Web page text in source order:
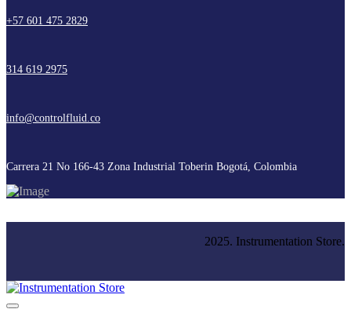
+57 601 475 2829
314 619 2975
info@controlfluid.co
Carrera 21 No 166-43 Zona Industrial Toberin Bogotá, Colombia
2025. Instrumentation Store.